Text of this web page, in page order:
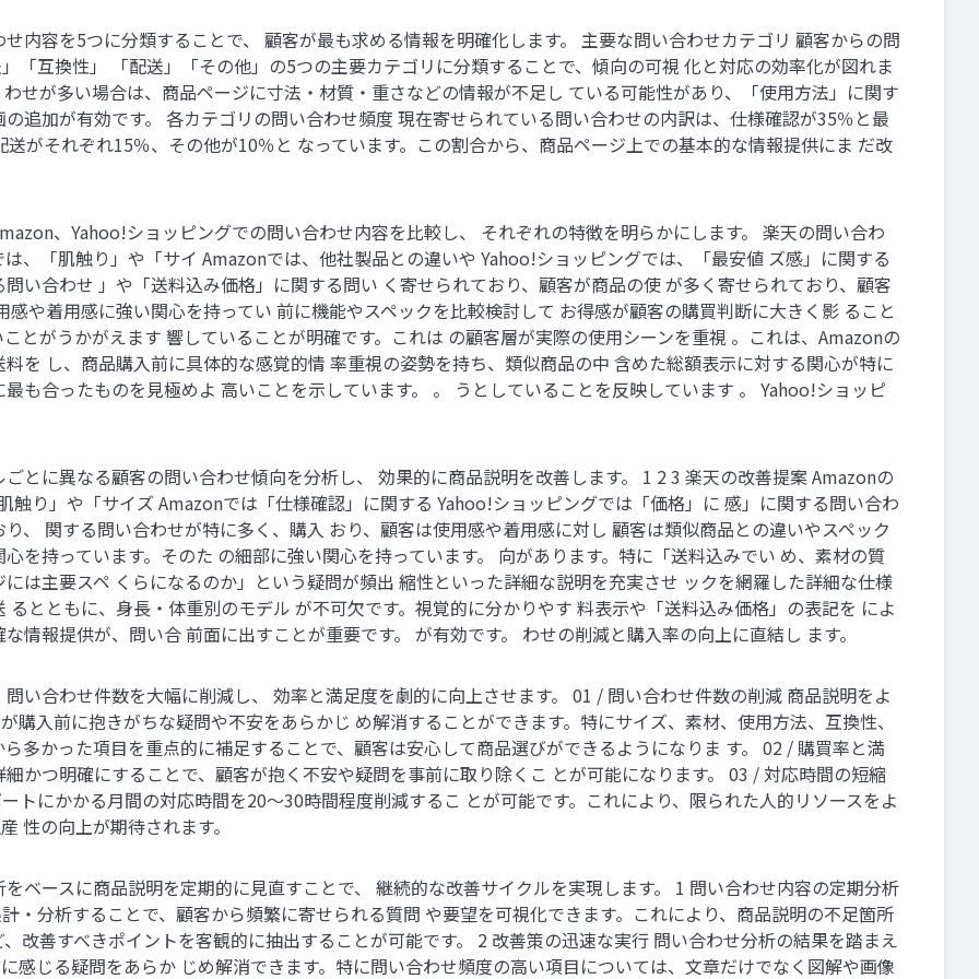
内容を5つに分類することで、 顧客が最も求める情報を明確化します。 主要な問い合わせカテゴリ 顧客からの問
「互換性」 「配送」「その他」の5つの主要カテゴリに分類することで、傾向の可視 化と対応の効率化が図れま
せが多い場合は、商品ページに寸法・材質・重さなどの情報が不足し ている可能性があり、「使用方法」に関す
追加が有効です。 各カテゴリの問い合わせ頻度 現在寄せられている問い合わせの内訳は、仕様確認が35％と最
がそれぞれ15％、その他が10％と なっています。この割合から、商品ページ上での基本的な情報提供にま だ改
、Yahoo!ショッピングでの問い合わせ内容を比較し、 それぞれの特徴を明らかにします。 楽天の問い合わ
、「肌触り」や「サイ Amazonでは、他社製品との違いや Yahoo!ショッピングでは、「最安値 ズ感」に関する
い合わせ 」や「送料込み価格」に関する問い く寄せられており、顧客が商品の使 が多く寄せられており、顧客
や着用感に強い関心を持ってい 前に機能やスペックを比較検討して お得感が顧客の購買判断に大きく影 ること
とがうかがえます 響していることが明確です。これは の顧客層が実際の使用シーンを重視 。これは、Amazonの
を し、商品購入前に具体的な感覚的情 率重視の姿勢を持ち、類似商品の中 含めた総額表示に対する関心が特に
も合ったものを見極めよ 高いことを示しています。 。 うとしていることを反映しています 。 Yahoo!ショッピ
とに異なる顧客の問い合わせ傾向を分析し、 効果的に商品説明を改善します。 1 2 3 楽天の改善提案 Amazonの
触り」や「サイズ Amazonでは「仕様確認」に関する Yahoo!ショッピングでは「価格」に 感」に関する問い合わ
、 関する問い合わせが特に多く、購入 おり、顧客は使用感や着用感に対し 顧客は類似商品との違いやスペック
を持っています。そのた の細部に強い関心を持っています。 向があります。特に「送料込みでい め、素材の質
は主要スペ くらになるのか」という疑問が頻出 縮性といった詳細な説明を充実させ ックを網羅した詳細な仕様
とともに、身長・体重別のモデル が不可欠です。視覚的に分かりやす 料表示や「送料込み価格」の表記を によ
情報提供が、問い合 前面に出すことが重要です。 が有効です。 わせの削減と購入率の向上に直結し ます。
い合わせ件数を大幅に削減し、 効率と満足度を劇的に向上させます。 01 / 問い合わせ件数の削減 商品説明をよ
購入前に抱きがちな疑問や不安をあらかじ め解消することができます。特にサイズ、素材、使用方法、互換性、
多かった項目を重点的に補足することで、顧客は安心して商品選びができるようになりま す。 02 / 購買率と満
かつ明確にすることで、顧客が抱く不安や疑問を事前に取り除くこ とが可能になります。 03 / 対応時間の短縮
トにかかる月間の対応時間を20〜30時間程度削減するこ とが可能です。これにより、限られた人的リソースをよ
性の向上が期待されます。
ベースに商品説明を定期的に見直すことで、 継続的な改善サイクルを実現します。 1 問い合わせ内容の定期分析
・分析することで、顧客から頻繁に寄せられる質問 や要望を可視化できます。これにより、商品説明の不足箇所
改善すべきポイントを客観的に抽出することが可能です。 2 改善策の迅速な実行 問い合わせ分析の結果を踏まえ
感じる疑問をあらか じめ解消できます。特に問い合わせ頻度の高い項目については、文章だけでなく図解や画像